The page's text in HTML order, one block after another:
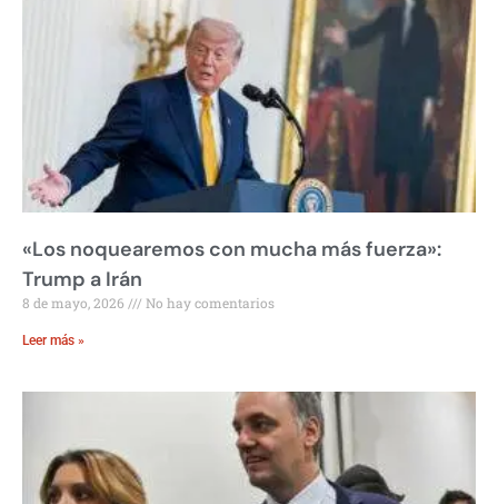
«Los noquearemos con mucha más fuerza»:
Trump a Irán
8 de mayo, 2026 No hay comentarios
Leer más »